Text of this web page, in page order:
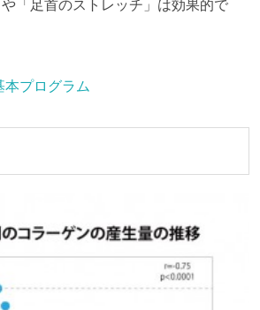
や「足首のストレッチ」は効果的で
本プログラム